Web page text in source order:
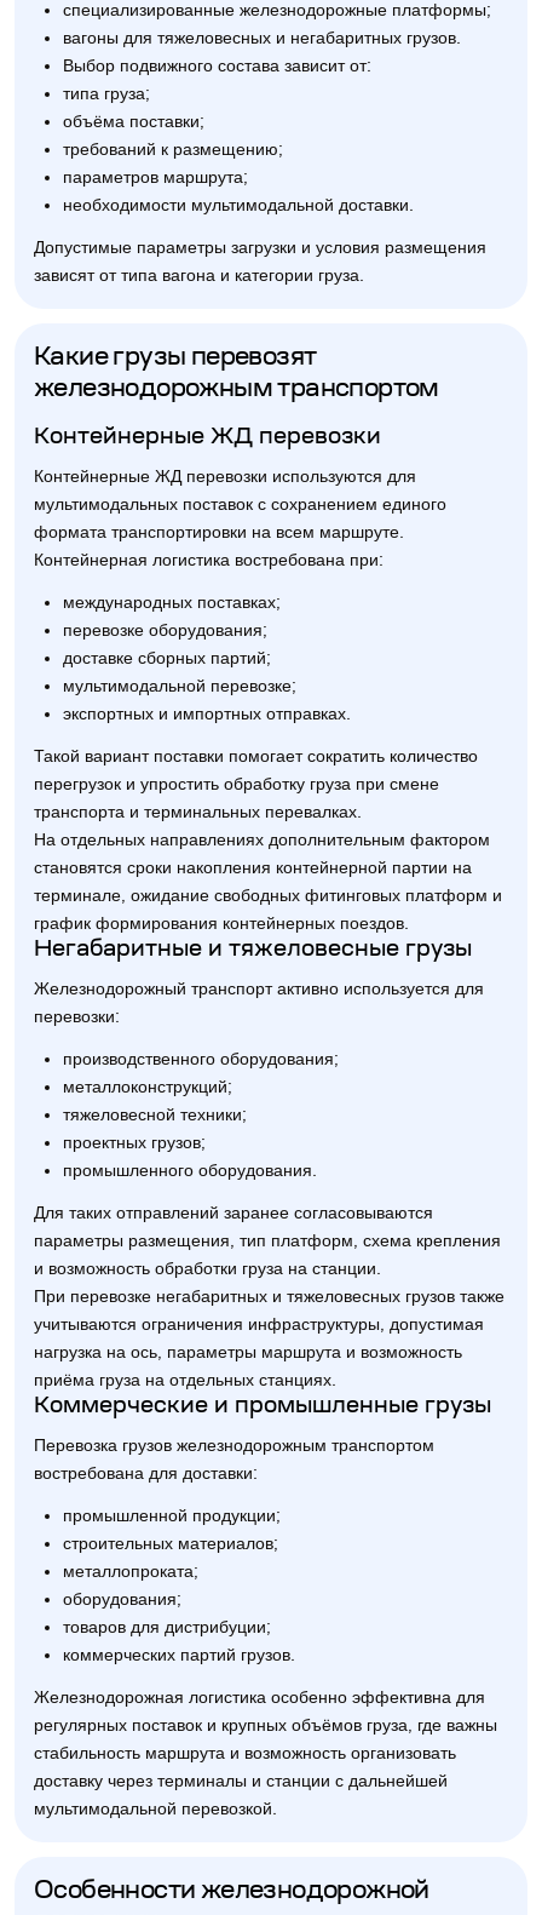
специализированные железнодорожные платформы;
вагоны для тяжеловесных и негабаритных грузов.
Выбор подвижного состава зависит от:
типа груза;
объёма поставки;
требований к размещению;
параметров маршрута;
необходимости мультимодальной доставки.
Допустимые параметры загрузки и условия размещения
зависят от типа вагона и категории груза.
Какие грузы перевозят
железнодорожным транспортом
Контейнерные ЖД перевозки
Контейнерные ЖД перевозки используются для
мультимодальных поставок с сохранением единого
формата транспортировки на всем маршруте.
Контейнерная логистика востребована при:
международных поставках;
перевозке оборудования;
доставке сборных партий;
мультимодальной перевозке;
экспортных и импортных отправках.
Такой вариант поставки помогает сократить количество
перегрузок и упростить обработку груза при смене
транспорта и терминальных перевалках.
На отдельных направлениях дополнительным фактором
становятся сроки накопления контейнерной партии на
терминале, ожидание свободных фитинговых платформ и
график формирования контейнерных поездов.
Негабаритные и тяжеловесные грузы
Железнодорожный транспорт активно используется для
перевозки:
производственного оборудования;
металлоконструкций;
тяжеловесной техники;
проектных грузов;
промышленного оборудования.
Для таких отправлений заранее согласовываются
параметры размещения, тип платформ, схема крепления
и возможность обработки груза на станции.
При перевозке негабаритных и тяжеловесных грузов также
учитываются ограничения инфраструктуры, допустимая
нагрузка на ось, параметры маршрута и возможность
приёма груза на отдельных станциях.
Коммерческие и промышленные грузы
Перевозка грузов железнодорожным транспортом
востребована для доставки:
промышленной продукции;
строительных материалов;
металлопроката;
оборудования;
товаров для дистрибуции;
коммерческих партий грузов.
Железнодорожная логистика особенно эффективна для
регулярных поставок и крупных объёмов груза, где важны
стабильность маршрута и возможность организовать
доставку через терминалы и станции с дальнейшей
мультимодальной перевозкой.
Особенности железнодорожной